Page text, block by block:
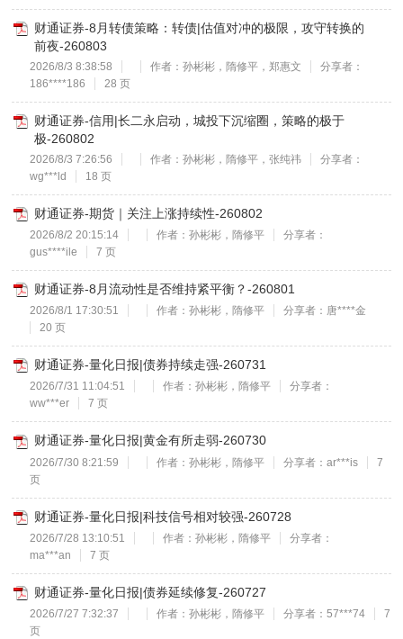
财通证券-8月转债策略：转债|估值对冲的极限，攻守转换的
前夜-260803
2026/8/3 8:38:58 作者：孙彬彬，隋修平，郑惠文
分享者：
186****186
28 页
财通证券-信用|长二永启动，城投下沉缩圈，策略的极于
极-260802
2026/8/3 7:26:56 作者：孙彬彬，隋修平，张纯祎
分享者：
wg***ld
18 页
财通证券-期货｜关注上涨持续性-260802
2026/8/2 20:15:14 作者：孙彬彬，隋修平
分享者：
gus****ile
7 页
财通证券-8月流动性是否维持紧平衡？-260801
2026/8/1 17:30:51 作者：孙彬彬，隋修平
分享者：唐****金
20 页
财通证券-量化日报|债券持续走强-260731
2026/7/31 11:04:51 作者：孙彬彬，隋修平
分享者：
ww***er
7 页
财通证券-量化日报|黄金有所走弱-260730
2026/7/30 8:21:59 作者：孙彬彬，隋修平 分享者：ar***is
7
页
财通证券-量化日报|科技信号相对较强-260728
2026/7/28 13:10:51 作者：孙彬彬，隋修平
分享者：
ma***an
7 页
财通证券-量化日报|债券延续修复-260727
2026/7/27 7:32:37 作者：孙彬彬，隋修平 分享者：57***74
7
页